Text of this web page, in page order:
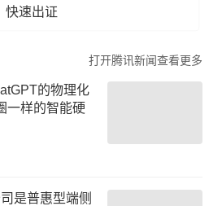
快速出证
打开腾讯新闻查看更多
的物理化
一样的智能硬
是普惠型端侧